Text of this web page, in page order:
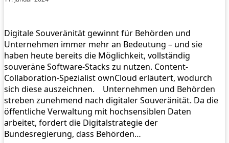
Digitale Souveränität gewinnt für Behörden und
Unternehmen immer mehr an Bedeutung – und sie
haben heute bereits die Möglichkeit, vollständig
souveräne Software-Stacks zu nutzen. Content-
Collaboration-Spezialist ownCloud erläutert, wodurch
sich diese auszeichnen. Unternehmen und Behörden
streben zunehmend nach digitaler Souveränität. Da die
öffentliche Verwaltung mit hochsensiblen Daten
arbeitet, fordert die Digitalstrategie der
Bundesregierung, dass Behörden…